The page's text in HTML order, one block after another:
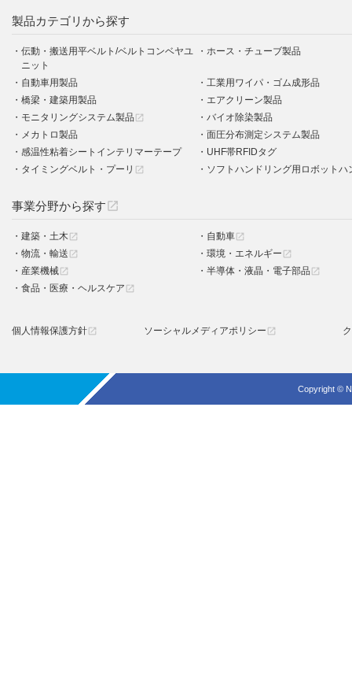
製品カテゴリから探す
伝動・搬送用平ベルト/ベルトコンベヤユ
ニット
ホース・チューブ製品
自動車用製品
工業用ワイパ・ゴム成形品
橋梁・建築用製品
エアクリーン製品
モニタリングシステム製品 open_in_new
バイオ除染製品
メカトロ製品
面圧分布測定システム製品
感温性粘着シートインテリマーテープ
UHF帯RFIDタグ
タイミングベルト・プーリ open_in_new ソフトハンドリング用ロボットハ
事業分野から探す open_in_new
建築・土木open_in_new 自動車open_in_new
物流・輸送 open_in_new 環境・エネルギー open_in_new
産業機械open_in_new 半導体・液晶・電子部品 open_in_new
食品・医療・ヘルスケア open_in_new
個人情報保護方針open_in_new ソーシャルメディアポリシー open_in_new
Copyright ©